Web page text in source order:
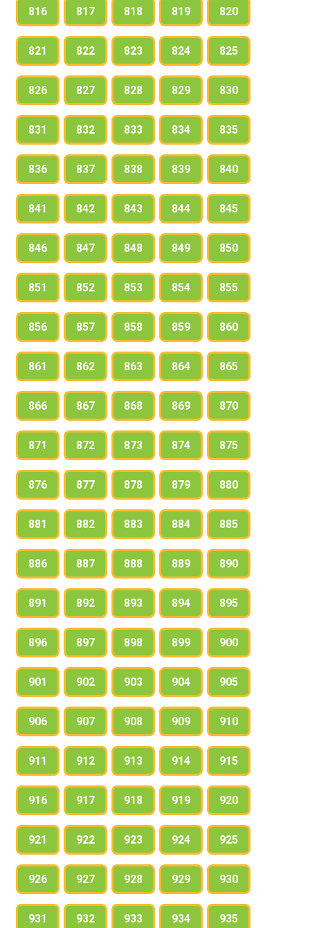
816 817 818 819 820
821 822 823 824 825
826 827 828 829 830
831 832 833 834 835
836 837 838 839 840
841 842 843 844 845
846 847 848 849 850
851 852 853 854 855
856 857 858 859 860
861 862 863 864 865
866 867 868 869 870
871 872 873 874 875
876 877 878 879 880
881 882 883 884 885
886 887 888 889 890
891 892 893 894 895
896 897 898 899 900
901 902 903 904 905
906 907 908 909 910
911 912 913 914 915
916 917 918 919 920
921 922 923 924 925
926 927 928 929 930
931 932 933 934 935